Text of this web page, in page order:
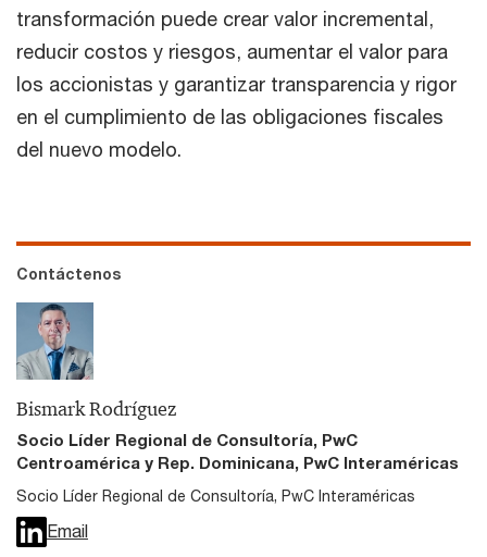
transformación puede crear valor incremental,
reducir costos y riesgos, aumentar el valor para
los accionistas y garantizar transparencia y rigor
en el cumplimiento de las obligaciones fiscales
del nuevo modelo.
Contáctenos
Bismark Rodríguez
Socio Líder Regional de Consultoría, PwC
Centroamérica y Rep. Dominicana, PwC Interaméricas
Socio Líder Regional de Consultoría, PwC Interaméricas
Email